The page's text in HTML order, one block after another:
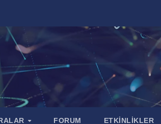
FORUM ETKİNLİKLER